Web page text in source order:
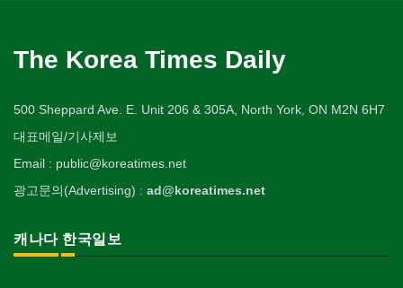
The Korea Times Daily
500 Sheppard Ave. E. Unit 206 & 305A, North York, ON M2N 6H7
대표메일/기사제보
Email : public@koreatimes.net
광고문의(Advertising) : ad@koreatimes.net
캐나다 한국일보